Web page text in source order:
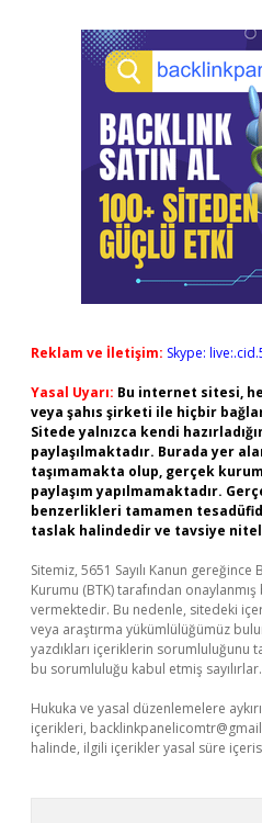
Reklam ve İletişim: Skype:
Yasal Uyarı: Bu internet sitesi,
veya şahıs şirketi ile hiçbir
Sitede yalnızca kendi
paylaşılmaktadır. Burada yer
taşımamakta olup, gerçek
paylaşım yapılmamaktadır.
benzerlikleri tamamen
taslak halindedir ve tavsiye
Sitemiz, 5651 Sayılı Kanun
Kurumu (BTK) tarafından
vermektedir. Bu nedenle, sitedeki
veya araştırma yükümlülüğümüz
yazdıkları içeriklerin sorumluluğunu
bu sorumluluğu kabul etmiş sayılırlar.
Hukuka ve yasal düzenlemelere
içerikleri,
halinde, ilgili içerikler yasal süre